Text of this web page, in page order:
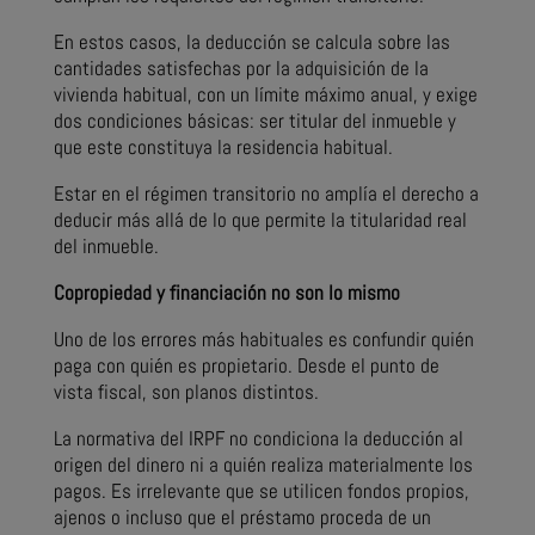
En estos casos, la deducción se calcula sobre las
cantidades satisfechas por la adquisición de la
vivienda habitual, con un límite máximo anual, y exige
dos condiciones básicas: ser titular del inmueble y
que este constituya la residencia habitual.
Estar en el régimen transitorio no amplía el derecho a
deducir más allá de lo que permite la titularidad real
del inmueble.
Copropiedad y financiación no son lo mismo
Uno de los errores más habituales es confundir quién
paga con quién es propietario. Desde el punto de
vista fiscal, son planos distintos.
La normativa del IRPF no condiciona la deducción al
origen del dinero ni a quién realiza materialmente los
pagos. Es irrelevante que se utilicen fondos propios,
ajenos o incluso que el préstamo proceda de un